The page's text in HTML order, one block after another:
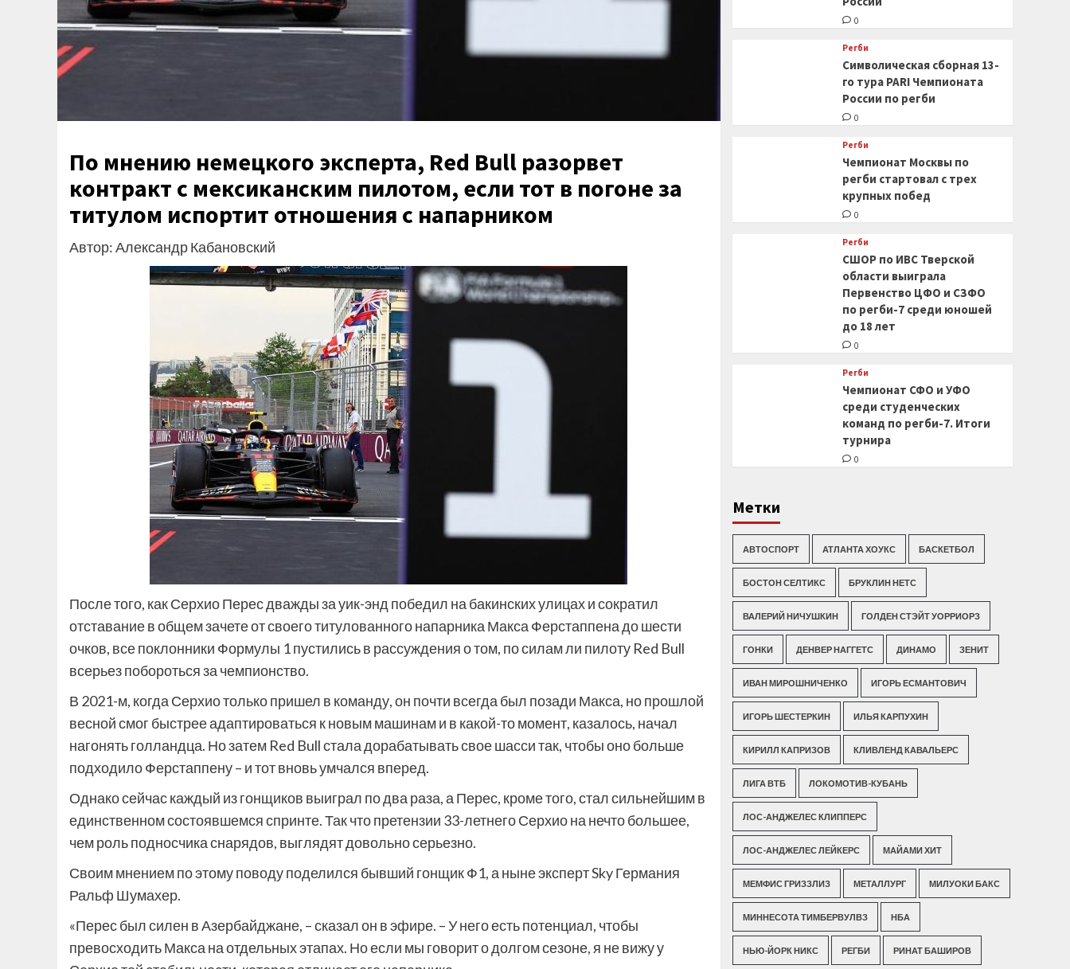
По мнению немецкого эксперта, Red Bull разорвет
контракт с мексиканским пилотом, если тот в погоне за
титулом испортит отношения с напарником
Автор: Александр Кабановский
После того, как Серхио Перес дважды за уик-энд победил на бакинских улицах и сократил
отставание в общем зачете от своего титулованного напарника Макса Ферстаппена до шести
очков, все поклонники Формулы 1 пустились в рассуждения о том, по силам ли пилоту Red Bull
всерьез побороться за чемпионство.
В 2021-м, когда Серхио только пришел в команду, он почти всегда был позади Макса, но прошлой
весной смог быстрее адаптироваться к новым машинам и в какой-то момент, казалось, начал
нагонять голландца. Но затем Red Bull стала дорабатывать свое шасси так, чтобы оно больше
подходило Ферстаппену – и тот вновь умчался вперед.
Однако сейчас каждый из гонщиков выиграл по два раза, а Перес, кроме того, стал сильнейшим в
единственном состоявшемся спринте. Так что претензии 33-летнего Серхио на нечто большее,
чем роль подносчика снарядов, выглядят довольно серьезно.
Своим мнением по этому поводу поделился бывший гонщик Ф1, а ныне эксперт Sky Германия
Ральф Шумахер.
«Перес был силен в Азербайджане, – сказал он в эфире. – У него есть потенциал, чтобы
превосходить Макса на отдельных этапах. Но если мы говорит о долгом сезоне, я не вижу у
0
Регби
Символическая сборная 13-
го тура PARI Чемпионата
России по регби
0
Регби
Чемпионат Москвы по
регби стартовал с трех
крупных побед
0
Регби
СШОР по ИВС Тверской
области выиграла
Первенство ЦФО и СЗФО
по регби-7 среди юношей
до 18 лет
0
Регби
Чемпионат СФО и УФО
среди студенческих
команд по регби-7. Итоги
турнира
0
Метки
АВТОСПОРТ АТЛАНТА ХОУКС БАСКЕТБОЛ
БОСТОН СЕЛТИКС БРУКЛИН НЕТС
ВАЛЕРИЙ НИЧУШКИН ГОЛДЕН СТЭЙТ УОРРИОРЗ
ГОНКИ ДЕНВЕР НАГГЕТС ДИНАМО ЗЕНИТ
ИВАН МИРОШНИЧЕНКО ИГОРЬ ЕСМАНТОВИЧ
ИГОРЬ ШЕСТЕРКИН ИЛЬЯ КАРПУХИН
КИРИЛЛ КАПРИЗОВ КЛИВЛЕНД КАВАЛЬЕРС
ЛИГА ВТБ ЛОКОМОТИВ-КУБАНЬ
ЛОС-АНДЖЕЛЕС КЛИППЕРС
ЛОС-АНДЖЕЛЕС ЛЕЙКЕРС МАЙАМИ ХИТ
МЕМФИС ГРИЗЗЛИЗ МЕТАЛЛУРГ МИЛУОКИ БАКС
МИННЕСОТА ТИМБЕРВУЛВЗ НБА
НЬЮ-ЙОРК НИКС РЕГБИ РИНАТ БАШИРОВ